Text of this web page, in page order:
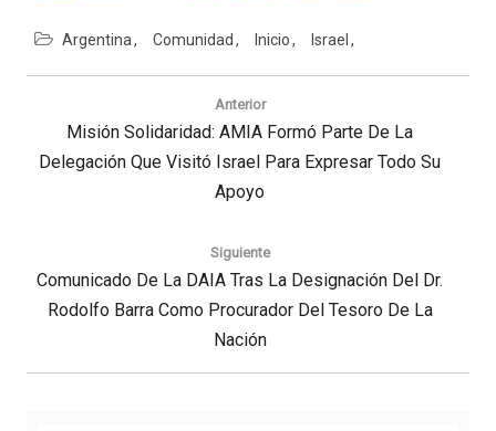
Argentina Comunidad Inicio Israel
Navegación
entradas
Anterior
Previous
Post:
Misión Solidaridad: AMIA Formó Parte De La
Delegación Que Visitó Israel Para Expresar Todo Su
Apoyo
Siguiente
Next
Post:
Comunicado De La DAIA Tras La Designación Del Dr.
Rodolfo Barra Como Procurador Del Tesoro De La
Nación